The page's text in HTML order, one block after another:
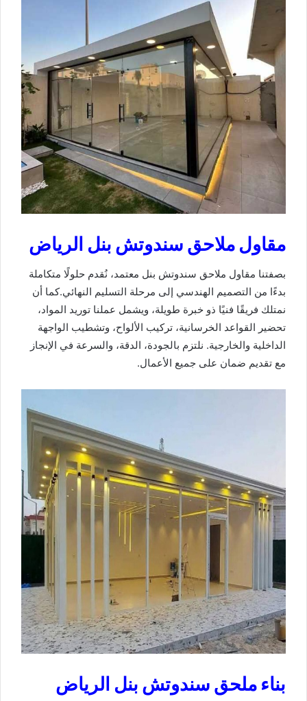
مقاول ملاحق سندوتش بنل الرياض
بصفتنا مقاول ملاحق سندوتش بنل معتمد، نُقدم حلولًا متكاملة
بدءًا من التصميم الهندسي إلى مرحلة التسليم النهائي.كما أن
نمتلك فريقًا فنيًا ذو خبرة طويلة، ويشمل عملنا توريد المواد،
تحضير القواعد الخرسانية، تركيب الألواح، وتشطيب الواجهة
الداخلية والخارجية. نلتزم بالجودة، الدقة، والسرعة في الإنجاز
مع تقديم ضمان على جميع الأعمال.
بناء ملحق سندوتش بنل الرياض